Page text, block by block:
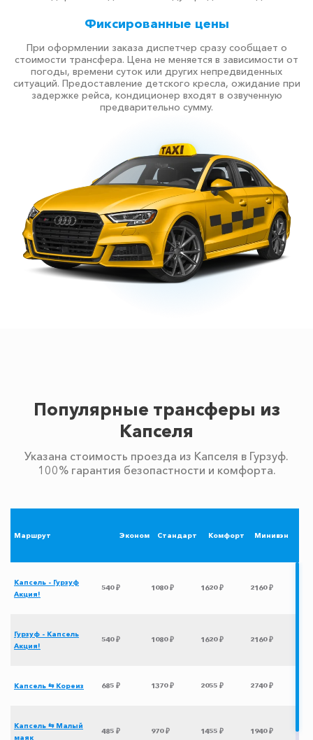
Фиксированные цены
При оформлении заказа диспетчер сразу сообщает о
стоимости трансфера. Цена не меняется в зависимости от
погоды, времени суток или других непредвиденных
ситуаций. Предоставление детского кресла, ожидание при
задержке рейса, кондиционер входят в озвученную
предварительно сумму.
Популярные трансферы из
Капселя
Указана стоимость проезда из Капселя в Гурзуф.
100% гарантия безопастности и комфорта.
Маршрут Эконом Стандарт Комфорт Минивэн
Капсель - Гурзуф
Акция!
540 ₽ 1080 ₽ 1620 ₽ 2160 ₽
Гурзуф - Капсель
Акция!
540 ₽ 1080 ₽ 1620 ₽ 2160 ₽
Капсель ⇆ Кореиз 685 ₽ 1370 ₽ 2055 ₽ 2740 ₽
Капсель ⇆ Малый
маяк
485 ₽ 970 ₽ 1455 ₽ 1940 ₽